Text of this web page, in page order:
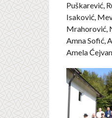
Puškarević,
Isaković,
Mrahorović,
Amna Sofić,
Amela